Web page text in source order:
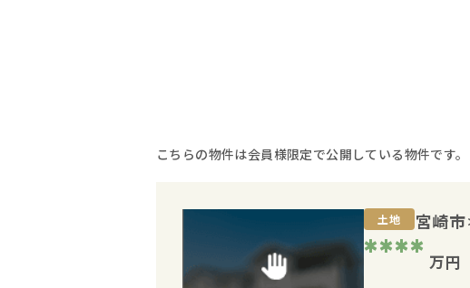
こちらの物件は会員様限定で公開している物件です
土地 宮崎
**** 万円